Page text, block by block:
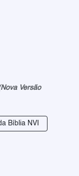
Versão
Bíblia NVI